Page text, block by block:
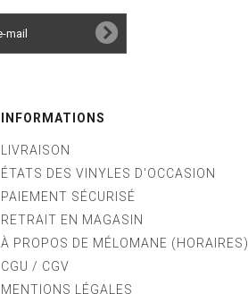
INFORMATIONS
LIVRAISON
ÉTATS DES VINYLES D'OCCASION
PAIEMENT SÉCURISÉ
RETRAIT EN MAGASIN
À PROPOS DE MÉLOMANE (HORAIRES)
CGU / CGV
MENTIONS LÉGALES